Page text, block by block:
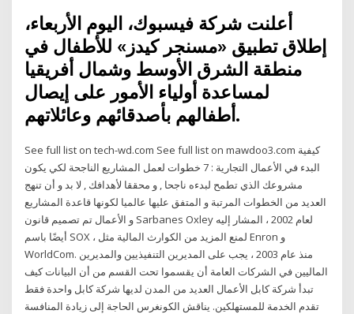
أعلنت شركة فيسبوك، اليوم الأربعاء،
إطلاق تطبيق «مسنجر كيدز» للأطفال في
منطقة الشرق الأوسط وشمال أفريقيا
لمساعدة أولياء الأمور على إيصال
أطفالهم بأصدقائهم وعائلاتهم.
See full list on tech-wd.com See full list on mawdoo3.com كيفية
البدء في الأعمال التجارية : 7 خطوات لعمل المشاريع الناجحة لكي يكون
مشروعك الذي تطمح لبدءه ناجحا , و محققا لأهدافك , لا بد و أن تنهج
العديد من الخطوات المرتبة و المتفق عليها عالميا لكونها قاعدة المشاريع
و الأعمال تم تصميم قانون Sarbanes Oxley لعام 2002 ، المشار إليه
أيضًا باسم SOX ، لمنع المزيد من الكوارث المالية مثل Enron و
WorldCom. منذ عام 2003 ، يجب على المديرين التنفيذيين والمديرين
الماليين في الشركات العامة أن يقسموا تحت القسم من أن البيانات كيف
تبدأ شركة كابل الأعمال العديد من المدن لديها شركة كابل واحدة فقط
تقدم الخدمة للمستهلكين. يناقش الكونغرس الحاجة إلى زيادة المنافسة